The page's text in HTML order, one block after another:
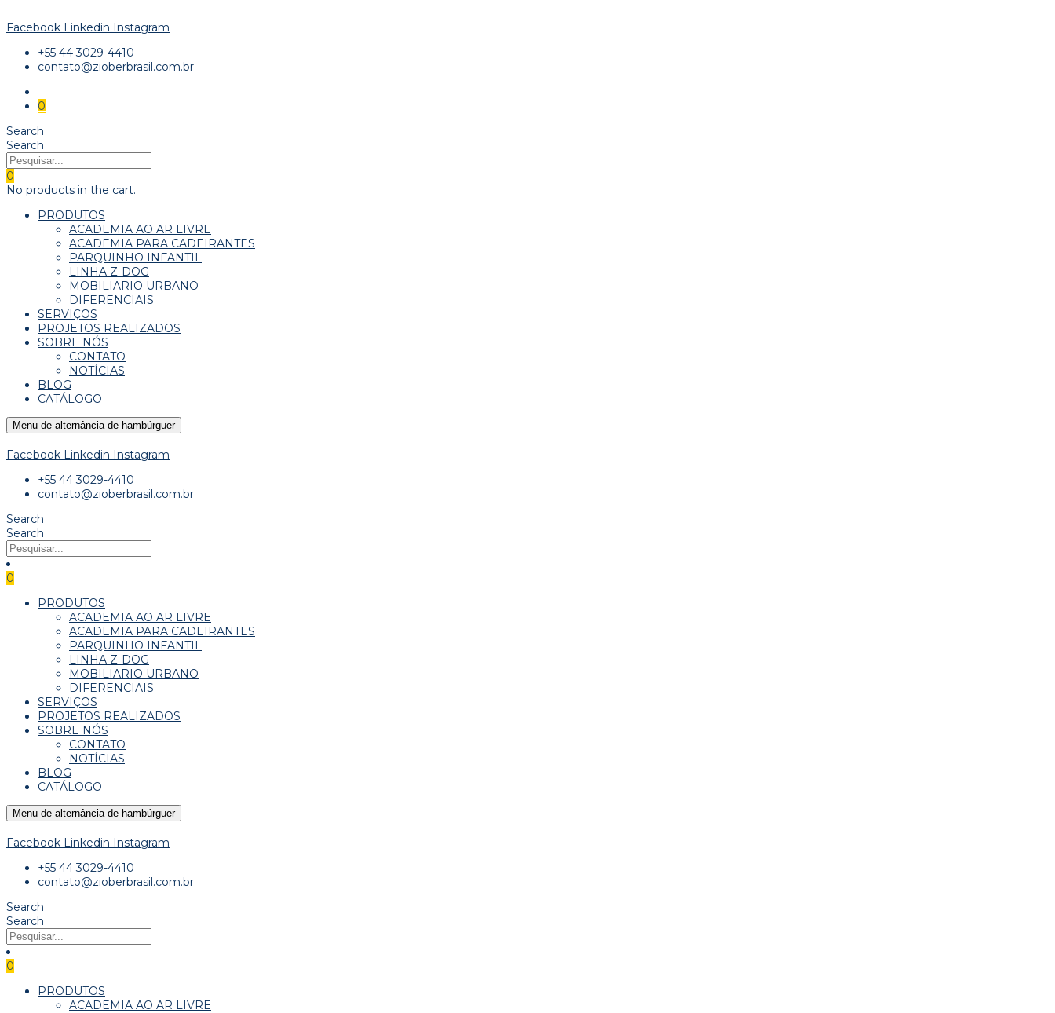
Facebook Linkedin Instagram
+55 44 3029-4410
contato@zioberbrasil.com.br
0
Search
Search
0
No products in the cart.
PRODUTOS
ACADEMIA AO AR LIVRE
ACADEMIA PARA CADEIRANTES
PARQUINHO INFANTIL
LINHA Z-DOG
MOBILIARIO URBANO
DIFERENCIAIS
SERVIÇOS
PROJETOS REALIZADOS
SOBRE NÓS
CONTATO
NOTÍCIAS
BLOG
CATÁLOGO
Menu de alternância de hambúrguer
Facebook Linkedin Instagram
+55 44 3029-4410
contato@zioberbrasil.com.br
Search
Search
0
PRODUTOS
ACADEMIA AO AR LIVRE
ACADEMIA PARA CADEIRANTES
PARQUINHO INFANTIL
LINHA Z-DOG
MOBILIARIO URBANO
DIFERENCIAIS
SERVIÇOS
PROJETOS REALIZADOS
SOBRE NÓS
CONTATO
NOTÍCIAS
BLOG
CATÁLOGO
Menu de alternância de hambúrguer
Facebook Linkedin Instagram
+55 44 3029-4410
contato@zioberbrasil.com.br
Search
Search
0
PRODUTOS
ACADEMIA AO AR LIVRE